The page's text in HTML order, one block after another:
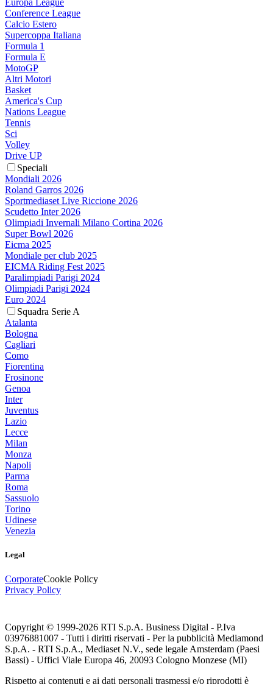
Europa League
Conference League
Calcio Estero
Supercoppa Italiana
Formula 1
Formula E
MotoGP
Altri Motori
Basket
America's Cup
Nations League
Tennis
Sci
Volley
Drive UP
Speciali
Mondiali 2026
Roland Garros 2026
Sportmediaset Live Riccione 2026
Scudetto Inter 2026
Olimpiadi Invernali Milano Cortina 2026
Super Bowl 2026
Eicma 2025
Mondiale per club 2025
EICMA Riding Fest 2025
Paralimpiadi Parigi 2024
Olimpiadi Parigi 2024
Euro 2024
Squadra Serie A
Atalanta
Bologna
Cagliari
Como
Fiorentina
Frosinone
Genoa
Inter
Juventus
Lazio
Lecce
Milan
Monza
Napoli
Parma
Roma
Sassuolo
Torino
Udinese
Venezia
Legal
CorporateCookie Policy
Privacy Policy
Copyright © 1999-2026 RTI S.p.A. Business Digital - P.Iva
03976881007 - Tutti i diritti riservati - Per la pubblicità Mediamond
S.p.A. - RTI S.p.A., Mediaset N.V., sede legale Amsterdam (Paesi
Bassi) - Uffici Viale Europa 46, 20093 Cologno Monzese (MI)
Rispetto ai contenuti e ai dati personali trasmessi e/o riprodotti è